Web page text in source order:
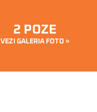
2 POZE
VEZI GALERIA FOTO »